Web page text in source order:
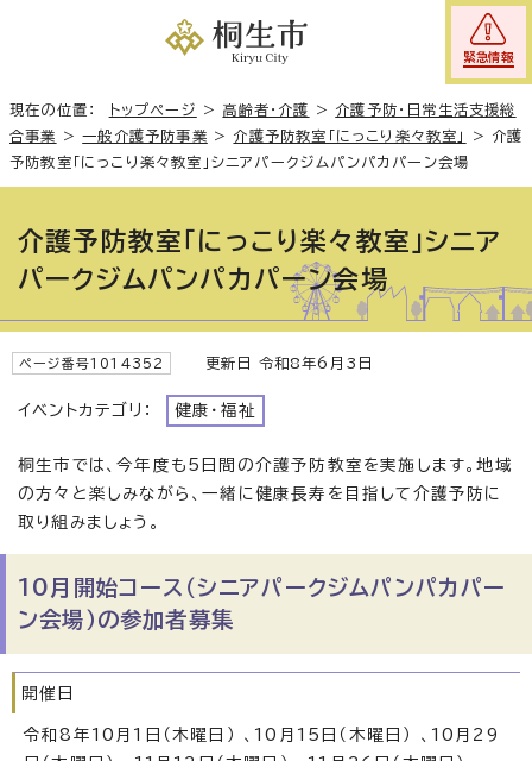
緊急情報
現在の位置： トップページ > 高齢者・介護 > 介護予防・日常生活支援総
合事業
>一般介護予防事業 > 介護予防教室「にっこり楽々教室」 > 介護
予防教室「にっこり楽々教室」シニアパークジムパンパカパーン会場
介護予防教室「にっこり楽々教室」シニア
パークジムパンパカパーン会場
ページ番号1014352 更新日 令和8年6月3日
イベントカテゴリ： 健康・福祉
桐生市では、今年度も5日間の介護予防教室を実施します。地域
の方々と楽しみながら、一緒に健康長寿を目指して介護予防に
取り組みましょう。
10月開始コース（シニアパークジムパンパカパー
ン会場）の参加者募集
開催日
令和8年10月1日（木曜日） 、10月15日（木曜日） 、10月29